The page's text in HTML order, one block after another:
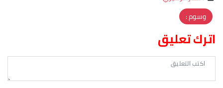
وسوم :
اترك تعليق